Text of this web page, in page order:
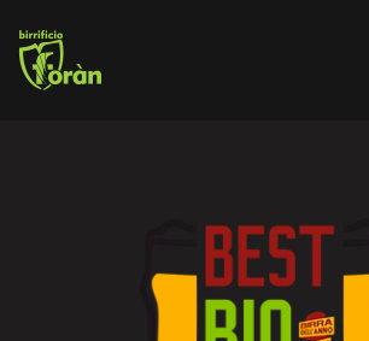
Skip to main content